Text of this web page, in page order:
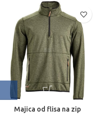
Majica od flisa na zip